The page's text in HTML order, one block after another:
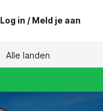
Log in / Meld je aan
Alle landen